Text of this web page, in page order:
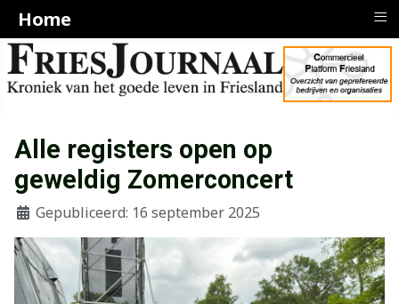
Alle registers open op
geweldig Zomerconcert
Gepubliceerd: 16 september 2025
Home ≡